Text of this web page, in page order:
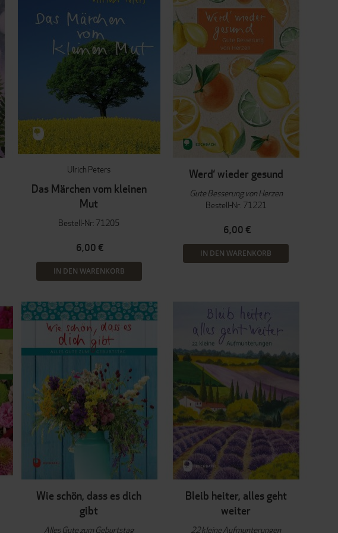
Ulrich Peters
Das Märchen vom kleinen
Mut
Bestell-Nr: 71205
6,00 €
IN DEN WARENKORB
Werd‘ wieder gesund
Gute Besserung von Herzen
Bestell-Nr: 71221
6,00 €
IN DEN WARENKORB
Wie schön, dass es dich
gibt
Alles Gute zum Geburtstag
Bleib heiter, alles geht
weiter
22 kleine Aufmunterungen